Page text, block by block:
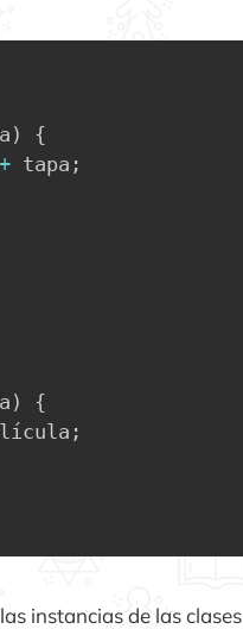
)
{
+ tapa ;
)
{
;
instancias de las clases